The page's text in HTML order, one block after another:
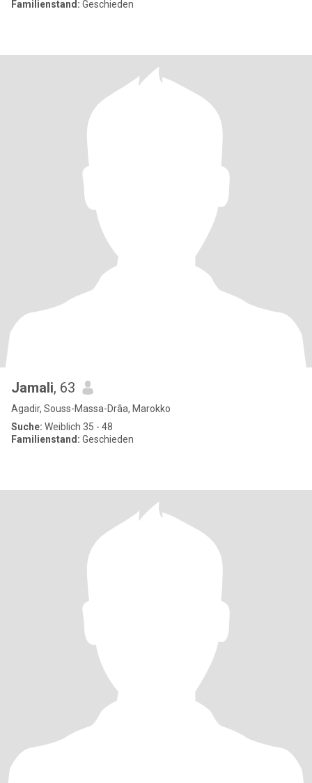
Familienstand: Geschieden
Jamali, 63
Agadir, Souss-Massa-Drâa, Marokko
Suche: Weiblich 35 - 48
Familienstand: Geschieden